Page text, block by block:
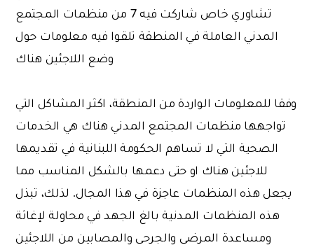
تشاوري خاص شاركت فيه 7 من منظمات المجتمع
المدني العاملة في المنطقة تلقوا فيه معلومات حول
وضع اللاجئين هناك
وفقا للمعلومات الواردة من المنطقة، اكثر المشاكل التي
تواجهها منظمات المجتمع المدني هناك هي الخدمات
الصحية التي لا تساهم الحكومة اللبنانية في تقديمها
للاجئين هناك او حتى دعمها بالشكل المناسب مما
يجعل هذه المنظمات عاجزة في هذا المجال. لذلك، تبذل
هذه المنظمات المدنية بالغ الجهد في محاولة لإغاثة
ومساعدة المرضى والجرحى والمصابين من اللاجئين